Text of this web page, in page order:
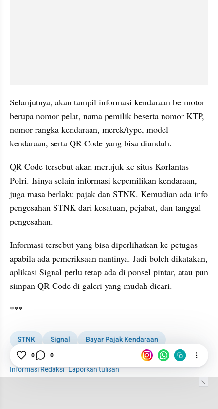
Selanjutnya, akan tampil informasi kendaraan bermotor
berupa nomor pelat, nama pemilik beserta nomor KTP,
nomor rangka kendaraan, merek/type, model
kendaraan, serta QR Code yang bisa diunduh.
QR Code tersebut akan merujuk ke situs Korlantas
Polri. Isinya selain informasi kepemilikan kendaraan,
juga masa berlaku pajak dan STNK. Kemudian ada info
pengesahan STNK dari kesatuan, pejabat, dan tanggal
pengesahan.
Informasi tersebut yang bisa diperlihatkan ke petugas
apabila ada pemeriksaan nantinya. Jadi boleh dikatakan,
aplikasi Signal perlu tetap ada di ponsel pintar, atau pun
simpan QR Code di galeri yang mudah dicari.
***
STNK Signal
Bayar Pajak Kendaraan
Pajak Kendaraan Bermotor
Otomotif
Informasi Redaksi·Laporkan tulisan
0 0